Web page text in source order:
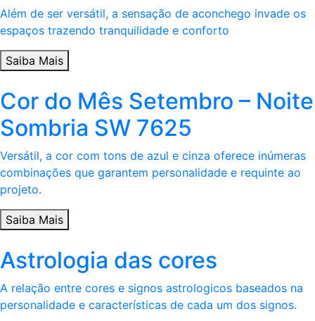
Além de ser versátil, a sensação de aconchego invade os
espaços trazendo tranquilidade e conforto
Saiba Mais
Cor do Mês Setembro – Noite
Sombria SW 7625
Versátil, a cor com tons de azul e cinza oferece inúmeras
combinações que garantem personalidade e requinte ao
projeto.
Saiba Mais
Astrologia das cores
A relação entre cores e signos astrologicos baseados na
personalidade e características de cada um dos signos.